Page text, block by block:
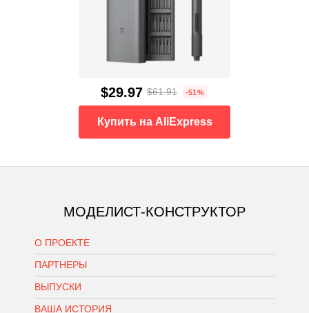
$29.97 $61.91 -51%
Купить на AliExpress
МОДЕЛИСТ-КОНСТРУКТОР
О ПРОЕКТЕ
ПАРТНЕРЫ
ВЫПУСКИ
ВАША ИСТОРИЯ